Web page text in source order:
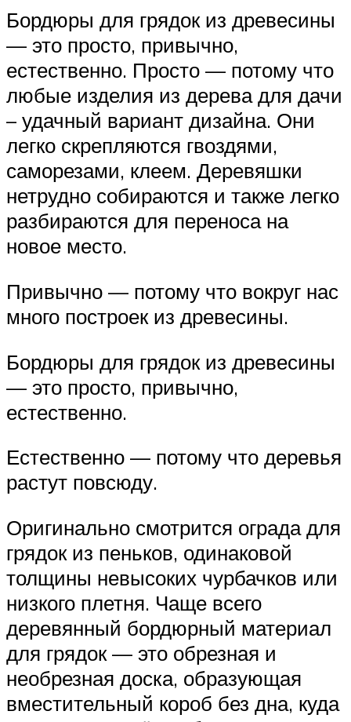
Бордюры для грядок из древесины
— это просто, привычно,
естественно. Просто — потому что
любые изделия из дерева для дачи
– удачный вариант дизайна. Они
легко скрепляются гвоздями,
саморезами, клеем. Деревяшки
нетрудно собираются и также легко
разбираются для переноса на
новое место.
Привычно — потому что вокруг нас
много построек из древесины.
Бордюры для грядок из древесины
— это просто, привычно,
естественно.
Естественно — потому что деревья
растут повсюду.
Оригинально смотрится ограда для
грядок из пеньков, одинаковой
толщины невысоких чурбачков или
низкого плетня. Чаще всего
деревянный бордюрный материал
для грядок — это обрезная и
необрезная доска, образующая
вместительный короб без дна, куда